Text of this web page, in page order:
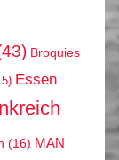
Broquies
Essen
(16) MAN